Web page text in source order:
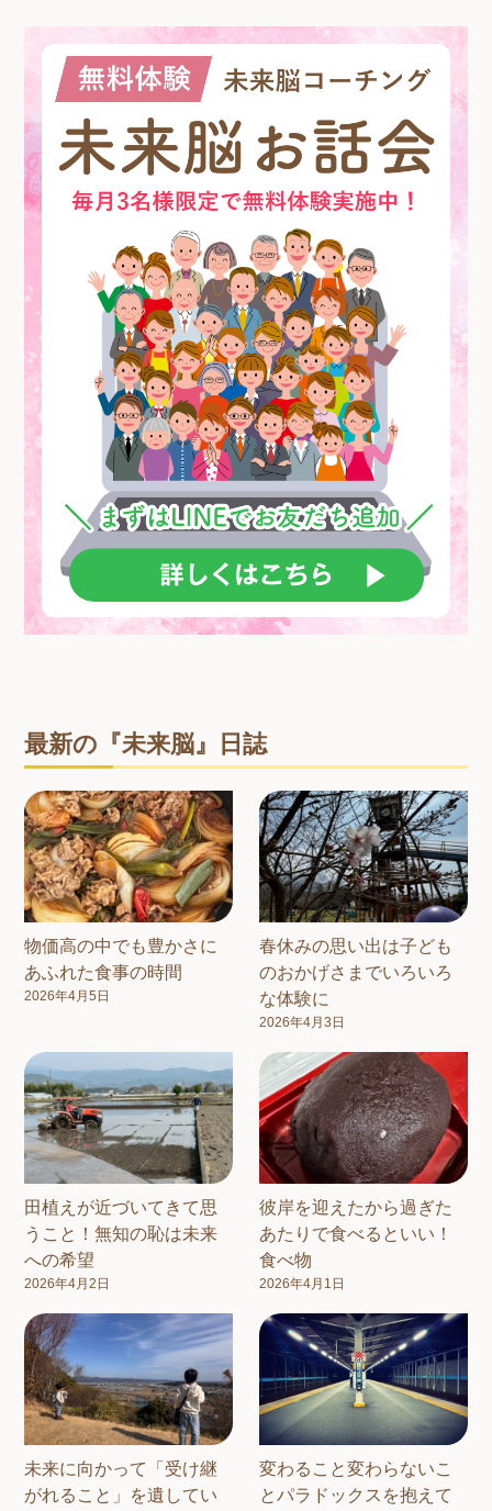
最新の『未来脳』日誌
物価高の中でも豊かさに
あふれた食事の時間
2026年4月5日
春休みの思い出は子ども
のおかげさまでいろいろ
な体験に
2026年4月3日
田植えが近づいてきて思
うこと！無知の恥は未来
への希望
2026年4月2日
彼岸を迎えたから過ぎた
あたりで食べるといい！
食べ物
2026年4月1日
未来に向かって「受け継
がれること」を遺してい
変わること変わらないこ
とパラドックスを抱えて